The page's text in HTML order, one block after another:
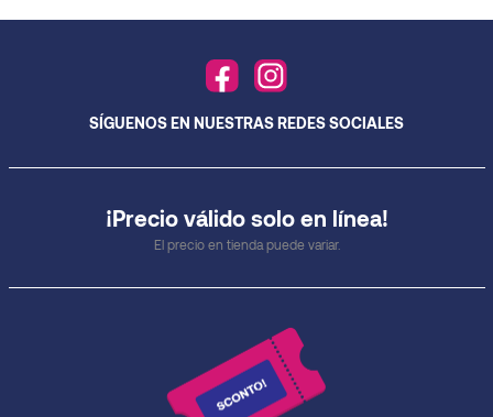
¡Precio válido solo en línea!
El precio en tienda puede variar.
SÍGUENOS EN NUESTRAS REDES SOCIALES